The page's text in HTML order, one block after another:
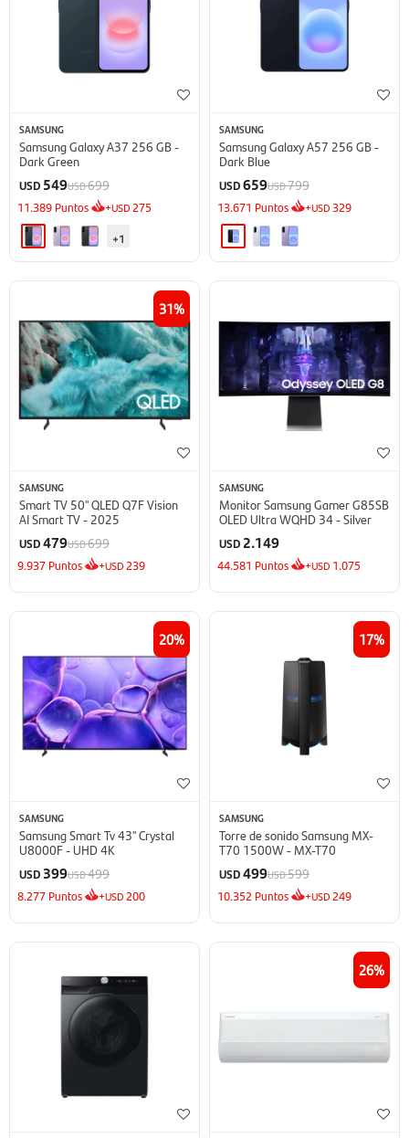
SAMSUNG
Samsung Galaxy A37 256 GB -
Dark Green
USD 549USD699
11.389 Puntos +USD 275
+1
SAMSUNG
Samsung Galaxy A57 256 GB -
Dark Blue
USD659USD799
13.671 Puntos +USD 329
31
SAMSUNG
Smart TV 50'' QLED Q7F Vision
AI Smart TV - 2025
USD479USD699
9.937 Puntos +USD 239
SAMSUNG
Monitor Samsung Gamer G85SB
OLED Ultra WQHD 34 - Silver
USD 2.149
44.581 Puntos +USD 1.075
20
SAMSUNG
Samsung Smart Tv 43'' Crystal
U8000F - UHD 4K
USD 399USD499
8.277 Puntos +USD 200
17
SAMSUNG
Torre de sonido Samsung MX-
T70 1500W - MX-T70
USD499USD599
10.352 Puntos +USD 249
26